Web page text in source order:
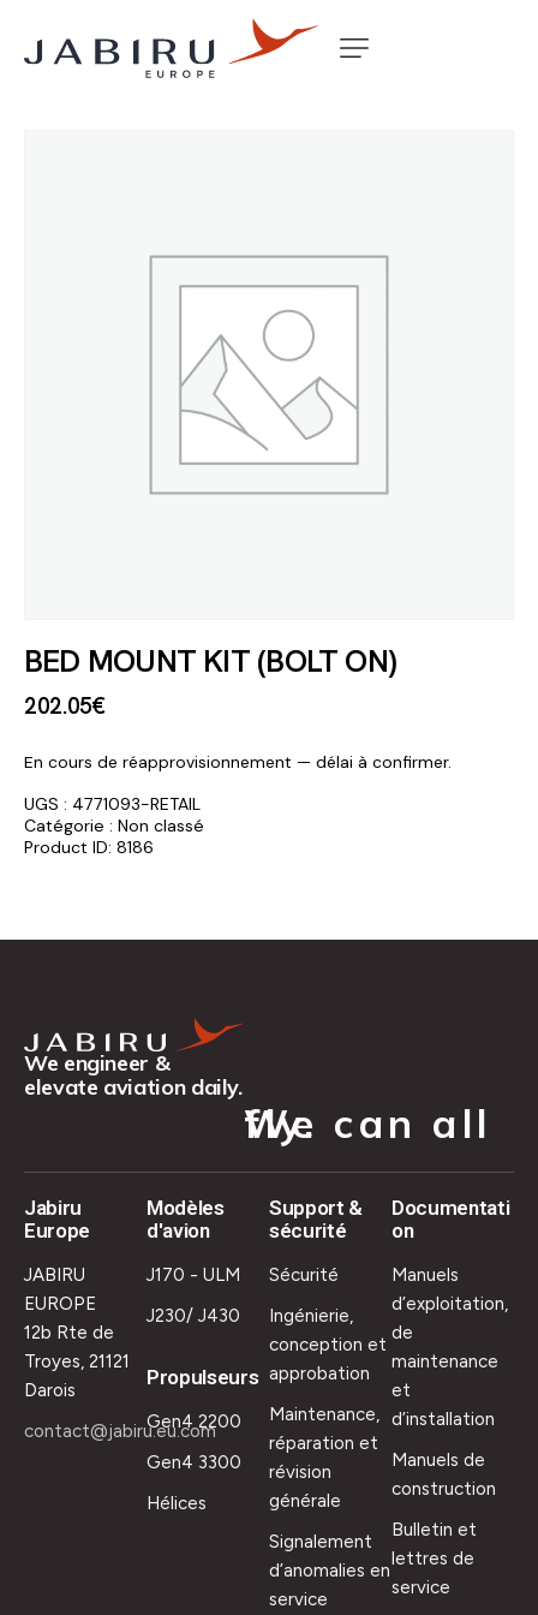
Accueil Non classé
BED MOUNT KIT (BOLT ON)
202.05€
En cours de réapprovisionnement — délai à confirmer.
UGS : 4771093-RETAIL
Catégorie : Non classé
Product ID: 8186
We engineer &
elevate aviation daily.
We can all fly.
Jabiru
Europe
JABIRU
EUROPE
12b Rte de
Troyes, 21121
Darois
contact@jabiru.eu.com
Modèles
d'avion
J170 - ULM
J230/ J430
Propulseurs
Gen4 2200
Gen4 3300
Hélices
Support &
sécurité
Sécurité
Ingénierie,
conception et
approbation
Maintenance,
réparation et
révision
générale
Signalement
d’anomalies en
service
Documentati
on
Manuels
d’exploitation,
de
maintenance
et
d’installation
Manuels de
construction
Bulletin et
lettres de
service